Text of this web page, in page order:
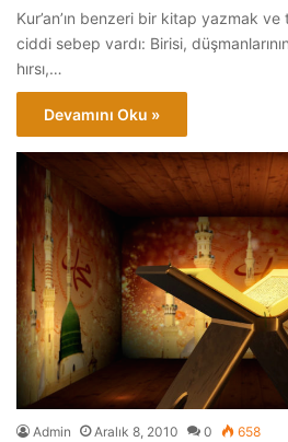
Kur’an’ın benzeri bir kitap yazmak
ciddi sebep vardı: Birisi,
hırsı,…
Devamını Oku »
Admin Aralık 8, 2010 0 658